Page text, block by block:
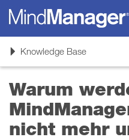
ToggleKnowledge Base
Warum
nicht mehr